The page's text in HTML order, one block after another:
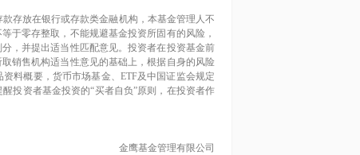
存放在银行或存款类金融机构，本基金管理人不
于零存整取，不能规避基金投资所固有的风险，
，并提出适当性匹配意见。投资者在投资基金前
销售机构适当性意见的基础上，根据自身的风险
料概要，货币市场基金、 ETF及中国证监会规定
投资者基金投资的“买者自负”原则，在投资者作
金鹰基金管理有限公司